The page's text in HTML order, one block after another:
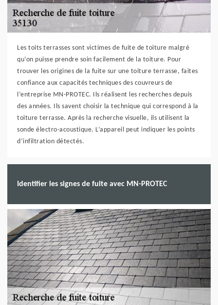
Les toits terrasses sont victimes de fuite de toiture malgré
qu’on puisse prendre soin facilement de la toiture. Pour
trouver les origines de la fuite sur une toiture terrasse, faites
confiance aux capacités techniques des couvreurs de
l’entreprise MN-PROTEC. Ils réalisent les recherches depuis
des années. Ils savent choisir la technique qui correspond à la
toiture terrasse. Après la recherche visuelle, ils utilisent la
sonde électro-acoustique. L’appareil peut indiquer les points
d’infiltration détectés.
Identifier les signes de fuite avec MN-PROTEC